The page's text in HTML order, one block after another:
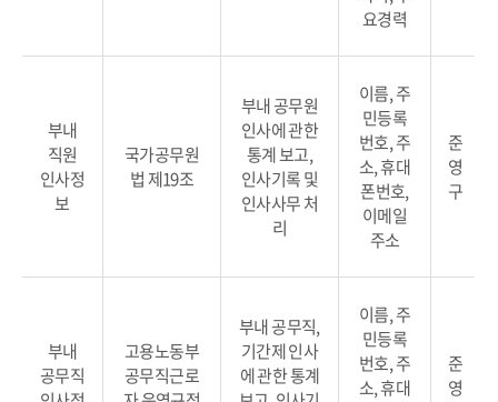
요경력
부내
직원
인사정
보
국가공무원
법 제19조
부내 공무원
인사에 관한
통계 보고,
인사기록 및
인사사무 처
리
이름, 주
민등록
번호, 주
소, 휴대
폰번호,
이메일
주소
준
영
구
부내
공무직
고용노동부
공무직근로
부내 공무직,
기간제 인사
에 관한 통계
이름, 주
민등록
번호, 주
소, 휴대
준
영